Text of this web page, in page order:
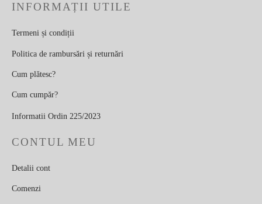
INFORMAȚII UTILE
Termeni și condiții
Politica de rambursări și returnări
Cum plătesc?
Cum cumpăr?
Informatii Ordin 225/2023
CONTUL MEU
Detalii cont
Comenzi